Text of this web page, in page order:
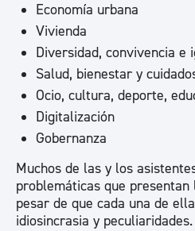
Economía urbana
Vivienda
Diversidad, convivencia e
Salud, bienestar y
Ocio, cultura, deporte,
Digitalización
Gobernanza
Muchos de las y los
problemáticas que
pesar de que cada una de
idiosincrasia y peculiaridades.